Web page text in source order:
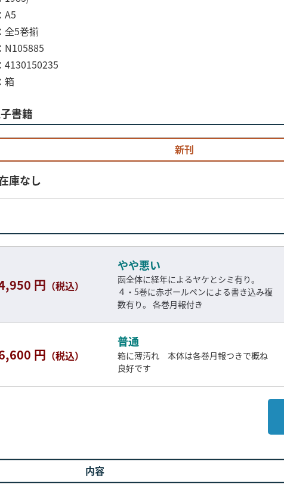
A5
全5巻揃
N105885
4130150235
箱
書籍
新刊
庫なし
円 （税込）
やや悪い
函全体に経年によるヤケとシミ有り。
４・5巻に赤ボールペンによる書き込み複
数有り。 各巻月報付き
円 （税込）
普通
箱に薄汚れ 本体は各巻月報つきで概ね
良好です
内容